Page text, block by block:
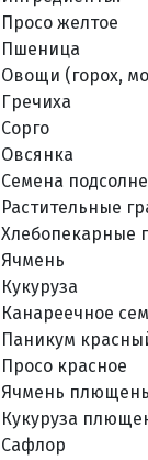
Просо желтое
Пшеница
Овощи (горох,
Гречиха
Сорго
Овсянка
Семена
Растительные
Хлебопекарные
Ячмень
Кукуруза
Канареечное
Паникум
Просо красное
Ячмень
Кукуруза
Сафлор